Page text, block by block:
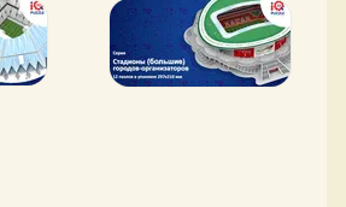
футболу